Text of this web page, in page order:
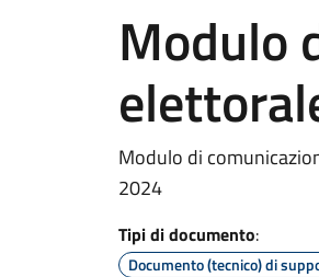
Modulo
Modulo di
2024
Tipi di documento:
Documento (tecnico) di